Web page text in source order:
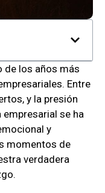
de los años más
Entre
y la presión
se ha
y
momentos de
verdadera